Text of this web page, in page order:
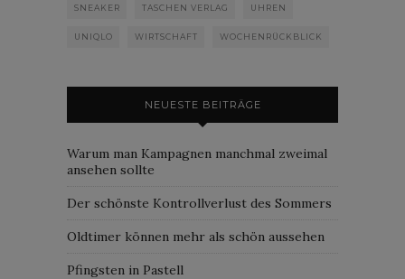
SNEAKER TASCHEN VERLAG UHREN
UNIQLO WIRTSCHAFT WOCHENRÜCKBLICK
NEUESTE BEITRÄGE
Warum man Kampagnen manchmal zweimal
ansehen sollte
Der schönste Kontrollverlust des Sommers
Oldtimer können mehr als schön aussehen
Pfingsten in Pastell